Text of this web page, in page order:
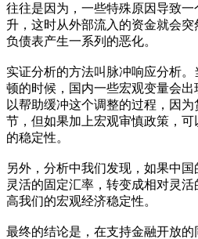
往往是因为，一些特殊原因导致
升，这时从外部流入的资金就会
负债表产生一系列的恶化。
实证分析的方法叫脉冲响应分析
顿的时候，国内一些宏观变量会
以帮助缓冲这个调整的过程，因
节，但如果加上宏观审慎政策，
的稳定性。
另外，分析中我们发现，如果中
灵活的固定汇率，转变成相对灵
高我们的宏观经济稳定性。
最终的结论是，在支持金融开放